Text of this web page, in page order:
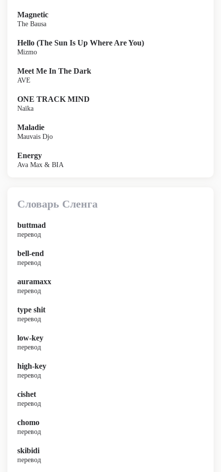
Magnetic
The Bausa
Hello (The Sun Is Up Where Are You)
Mizmo
Meet Me In The Dark
AVE
ONE TRACK MIND
Naïka
Maladie
Mauvais Djo
Energy
Ava Max & BIA
Словарь Сленга
buttmad
перевод
bell-end
перевод
auramaxx
перевод
type shit
перевод
low-key
перевод
high-key
перевод
cishet
перевод
chomo
перевод
skibidi
перевод